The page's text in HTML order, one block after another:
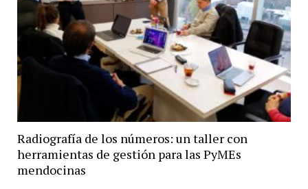
Radiografía de los números: un taller con
herramientas de gestión para las PyMEs
mendocinas